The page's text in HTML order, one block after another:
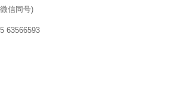
信同号)
63566593